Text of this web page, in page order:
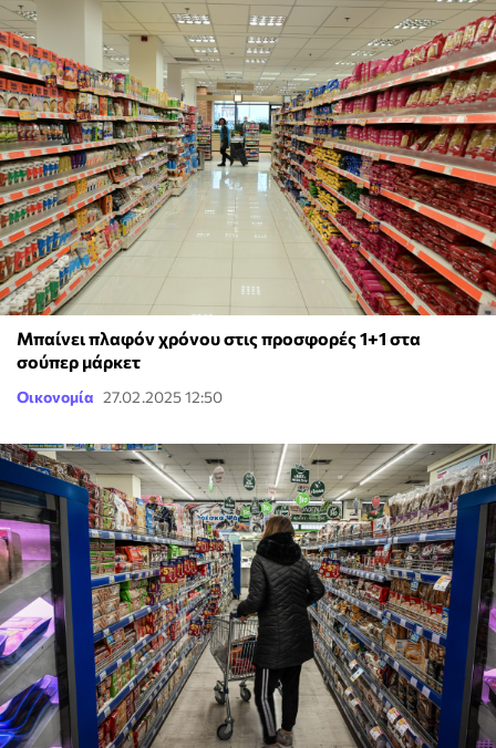
Μπαίνει πλαφόν χρόνου στις προσφορές 1+1 στα
σούπερ μάρκετ
Οικονομία 27.02.2025 12:50